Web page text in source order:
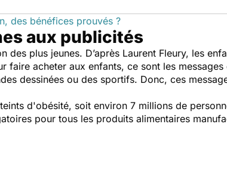
des bénéfices prouvés ?
aux publicités
plus jeunes. D’après Laurent Fleury, les
faire acheter aux enfants, ce sont les
dessinées ou des sportifs. Donc, ces
d'obésité, soit environ 7 millions de
pour tous les produits alimentaires